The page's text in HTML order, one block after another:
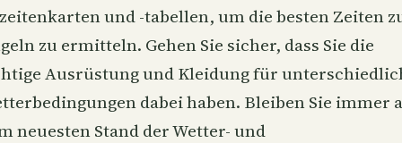
und -tabellen, um die besten Zeiten
zu ermitteln. Gehen Sie sicher, dass Sie die
Ausrüstung und Kleidung für
dabei haben. Bleiben Sie immer
neuesten Stand der Wetter- und